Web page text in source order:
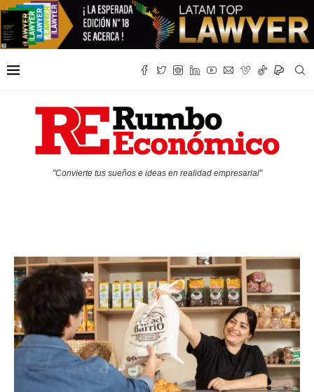
"Convierte tus sueños e ideas en realidad empresarial"